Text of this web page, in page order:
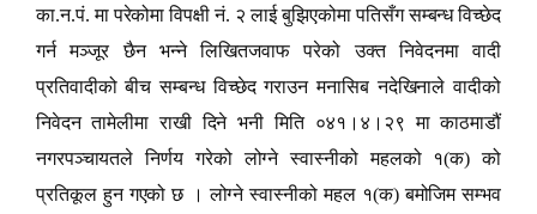
का.न.पं. मा परेकोमा विपक्षी नं. २ लाई बुझिएकोमा पतिसँग सम्बन्ध विच्छेद
गर्न मञ्जूर छैन भन्ने लिखितजवाफ परेको उक्त निवेदनमा वादी
प्रतिवादीको बीच सम्बन्ध विच्छेद गराउन मनासिब नदेखिनाले वादीको
निवेदन तामेलीमा राखी दिने भनी मिति ०४१।४।२९ मा काठमाडौं
नगरपञ्चायतले निर्णय गरेको लोग्ने स्वास्नीको महलको १(क) को
प्रतिकूल हुन गएको छ । लोग्ने स्वास्नीको महल १(क) बमोजिम सम्भव